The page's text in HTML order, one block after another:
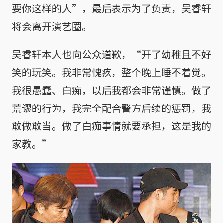
要你这样的人”，最后表示为了负责，吴睿轩
将会离开演艺圈。
吴睿轩本人也向公众道歉，“开了幼稚且不好
笑的玩笑。我非常愧疚，整个晚上睡不着觉。
我很愚蠢、白痴，以后我都会非常谨慎。做了
荒谬的行为，我完全配合警方后续的惩罚，我
敢做敢当。做了白痴事情就要承担，这是我的
家教。”